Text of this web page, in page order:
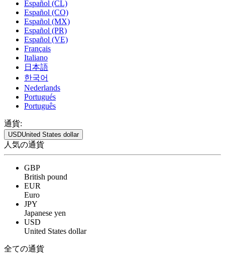
Español (CL)
Español (CO)
Español (MX)
Español (PR)
Español (VE)
Français
Italiano
日本語
한국어
Nederlands
Portugués
Português
通貨:
USDUnited States dollar
人気の通貨
GBP
British pound
EUR
Euro
JPY
Japanese yen
USD
United States dollar
全ての通貨